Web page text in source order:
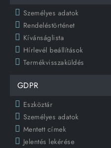
Személyes adatok
Rendeléstörténet
Kívánságlista
Hírlevél beállítások
Termékvisszaküldés
GDPR
Eszköztár
Személyes adatok
Mentett címek
Jelentés lekérése